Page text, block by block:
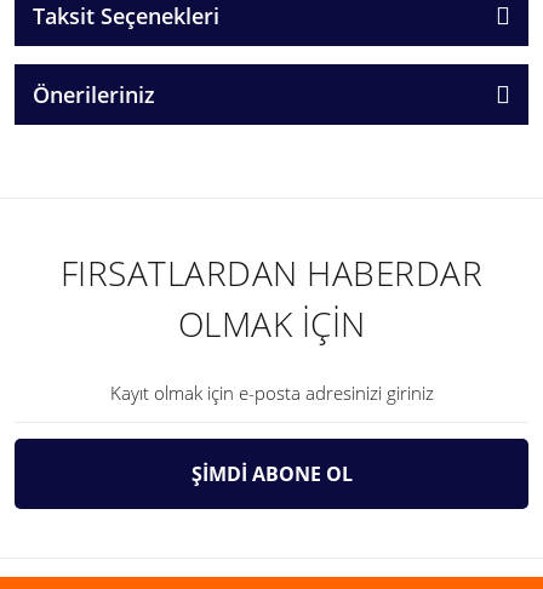
Taksit Seçenekleri
Önerileriniz
FIRSATLARDAN HABERDAR
OLMAK İÇİN
ŞİMDİ ABONE OL